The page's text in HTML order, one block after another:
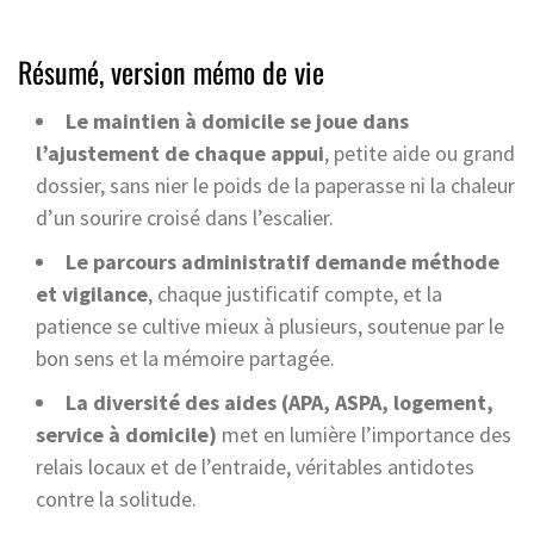
Résumé, version mémo de vie
Le maintien à domicile se joue dans
l’ajustement de chaque appui, petite aide ou grand
dossier, sans nier le poids de la paperasse ni la chaleur
d’un sourire croisé dans l’escalier.
Le parcours administratif demande méthode
et vigilance, chaque justificatif compte, et la
patience se cultive mieux à plusieurs, soutenue par le
bon sens et la mémoire partagée.
La diversité des aides (APA, ASPA, logement,
service à domicile) met en lumière l’importance des
relais locaux et de l’entraide, véritables antidotes
contre la solitude.